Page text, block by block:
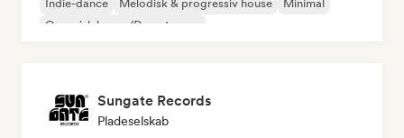
Indie-dance
Melodisk & progressiv house
Minimal
Organisk house/Downtempo
Sungate Records
Pladeselskab